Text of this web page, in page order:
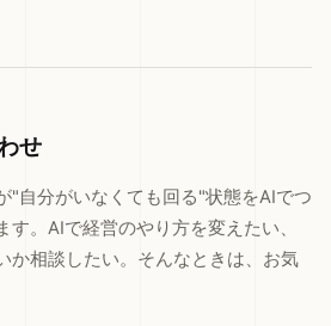
せ
"自分がいなくても回る"状態をAIでつ
す。AIで経営のやり方を変えたい、
か相談したい。そんなときは、お気